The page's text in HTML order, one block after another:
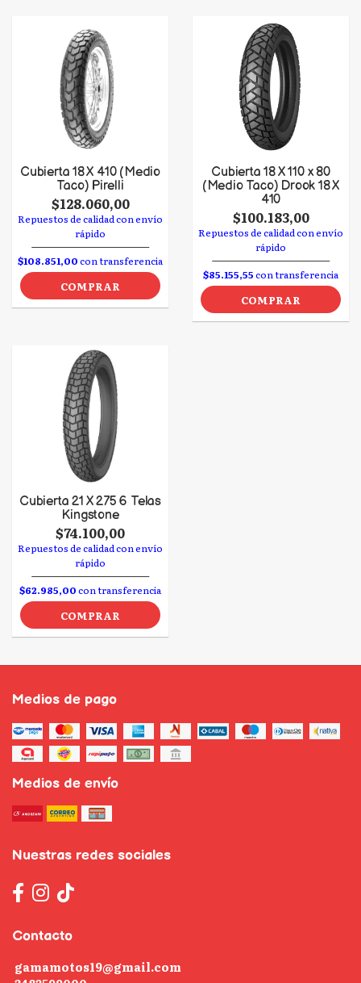
Cubierta 18 X 410 (Medio
Taco) Pirelli
$128.060,00
Repuestos de calidad con envío
rápido
$108.851,00con transferencia
COMPRAR
Cubierta 18 X 110 x 80
(Medio Taco) Drook 18 X
410
$100.183,00
Repuestos de calidad con envío
rápido
$85.155,55con transferencia
COMPRAR
Cubierta 21 X 275 6 Telas
Kingstone
$74.100,00
Repuestos de calidad con envío
rápido
$62.985,00con transferencia
COMPRAR
Medios de pago
Medios de envío
Nuestras redes sociales
Contacto
gamamotos19@gmail.com